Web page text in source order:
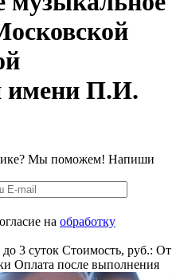
имени П.И.
Мы поможем! Напиши
на обработку
3 суток Стоимость, руб.: От
Оплата после выполнения